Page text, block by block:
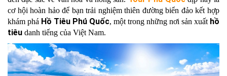
cơ hội hoàn hảo để bạn trải nghiệm thiên đường biển đảo kết hợp
khám phá Hồ Tiêu Phú Quốc, một trong những nơi sản xuất hồ
tiêu danh tiếng của Việt Nam.